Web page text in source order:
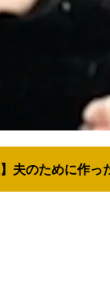
】夫のために作